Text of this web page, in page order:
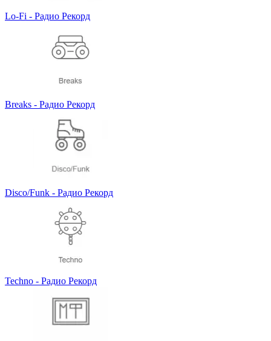
Lo-Fi - Радио Рекорд
Breaks - Радио Рекорд
Disco/Funk - Радио Рекорд
Techno - Радио Рекорд